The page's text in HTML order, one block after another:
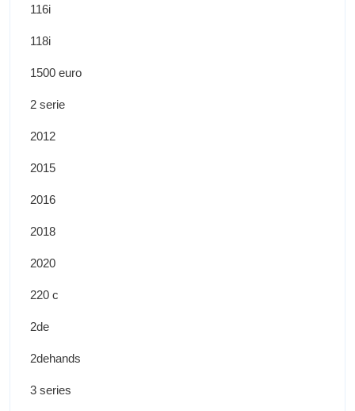
116i
118i
1500 euro
2 serie
2012
2015
2016
2018
2020
220 c
2de
2dehands
3 series